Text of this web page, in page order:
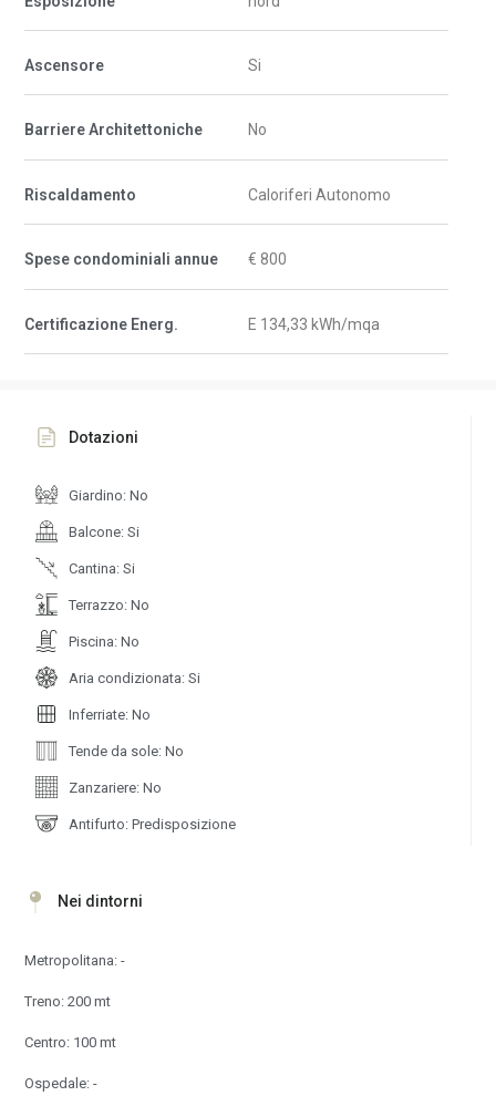
Ascensore Si
Barriere Architettoniche No
Riscaldamento Caloriferi Autonomo
Spese condominiali annue € 800
Certificazione Energ. E 134,33 kWh/mqa
Dotazioni
Giardino: No
Balcone: Si
Cantina: Si
Terrazzo: No
Piscina: No
Aria condizionata: Si
Inferriate: No
Tende da sole: No
Zanzariere: No
Antifurto: Predisposizione
Nei dintorni
Metropolitana: -
Treno: 200 mt
Centro: 100 mt
Ospedale: -